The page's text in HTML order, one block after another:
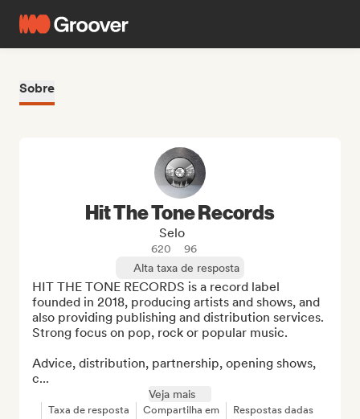
Sobre
Hit The Tone Records
Selo
620
96
Alta taxa de resposta
HIT THE TONE RECORDS is a record label
founded in 2018, producing artists and shows, and
also providing publishing and distribution services.
Strong focus on pop, rock or popular music.
Advice, distribution, partnership, opening shows,
c...
Veja mais
Taxa de resposta Compartilha em Respostas dadas